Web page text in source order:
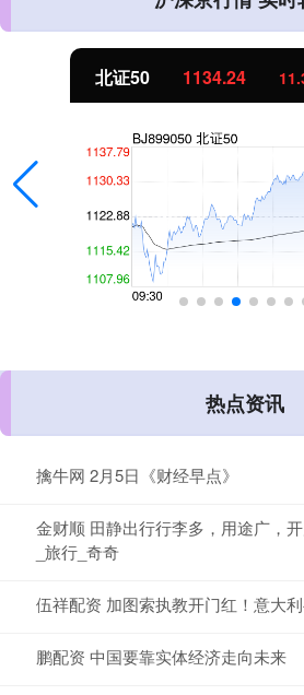
北证50 1134.24
热点资讯
擒牛网 2月5日《财经早点》
金财顺 田静出行行李多，用途广，
_旅行_奇奇
伍祥配资 加图索执教开门红！意大
鹏配资 中国要靠实体经济走向未来